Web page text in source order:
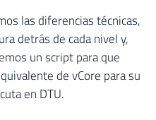
las diferencias técnicas,
detrás de cada nivel y,
un script para que
de vCore para su
en DTU.